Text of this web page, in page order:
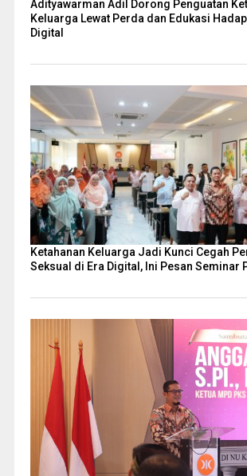
Adityawarman Adil Dorong Penguatan
Keluarga Lewat Perda dan Edukasi
Digital
Ketahanan Keluarga Jadi Kunci Cegah
Seksual di Era Digital, Ini Pesan Seminar